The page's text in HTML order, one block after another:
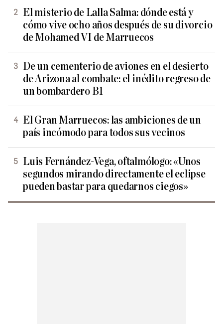
El misterio de Lalla Salma: dónde está y
cómo vive ocho años después de su divorcio
de Mohamed VI de Marruecos
De un cementerio de aviones en el desierto
de Arizona al combate: el inédito regreso de
un bombardero B1
El Gran Marruecos: las ambiciones de un
país incómodo para todos sus vecinos
Luis Fernández-Vega, oftalmólogo: «Unos
segundos mirando directamente el eclipse
pueden bastar para quedarnos ciegos»